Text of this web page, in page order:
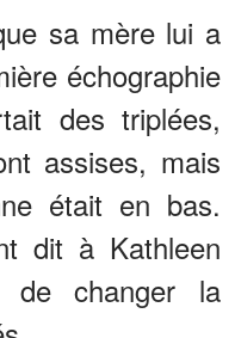
sa mère lui a
échographie
des triplées,
assises, mais
était en bas.
dit à Kathleen
de changer la